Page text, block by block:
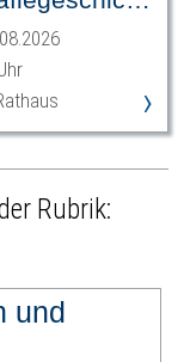
›
Rubrik:
und